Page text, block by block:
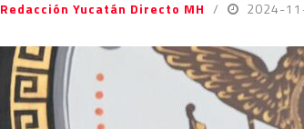
Redacción Yucatán Directo MH 2024-